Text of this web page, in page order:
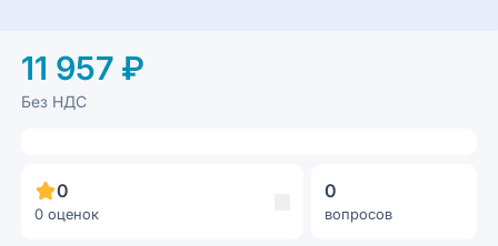
11 957 ₽
Без НДС
0
0 оценок
0
вопросов